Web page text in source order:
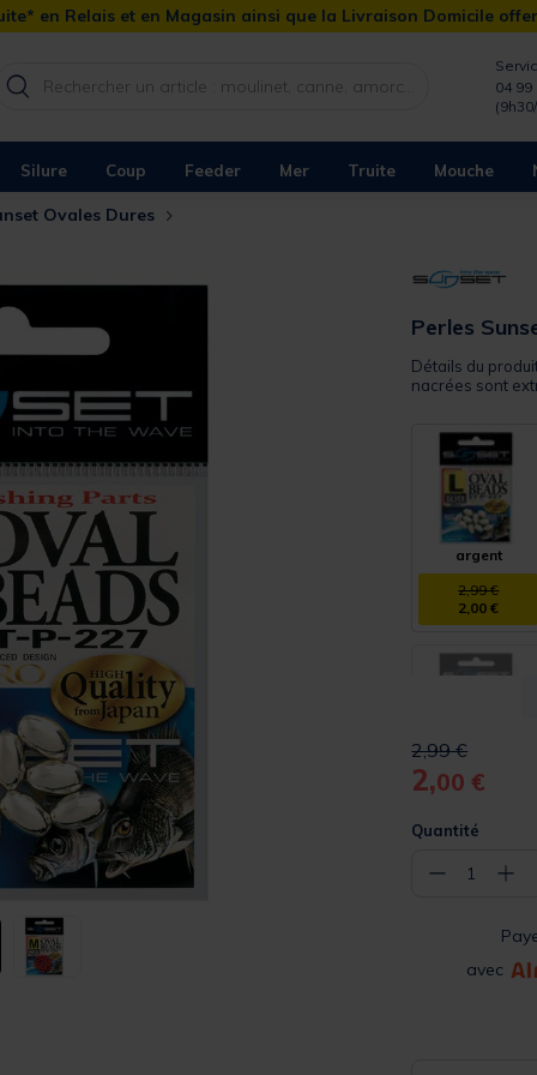
en Relais et en Magasin ainsi que la Livraison Domicile
04 99
Silure Coup Feeder Mer Truite Mouche
Ovales Dures
Perles
Détails du
nacrées sont
argent
2,99 €
2,00 €
rose
2,99 €
Price reduced
2,99 €to
2,00 €
Quantité
− 1 +
avec